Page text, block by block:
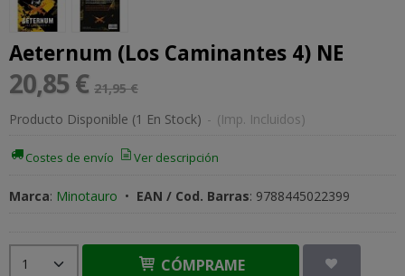
Aeternum (Los Caminantes 4) NE
20,85 € 21,95 €
Producto Disponible (1 En Stock) - (Imp. Incluidos)
Costes de envío Ver descripción
Marca: Minotauro • EAN / Cod. Barras: 9788445022399
CÓMPRAME